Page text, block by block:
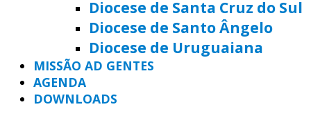
Diocese de Santa Cruz do Sul
Diocese de Santo Ângelo
Diocese de Uruguaiana
MISSÃO AD GENTES
AGENDA
DOWNLOADS